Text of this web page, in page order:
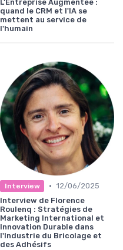
L'Entreprise Augmentée :
quand le CRM et l'IA se
mettent au service de
l'humain
Interview • 12/06/2025
Interview de Florence
Roulenq : Stratégies de
Marketing International et
Innovation Durable dans
l'Industrie du Bricolage et
des Adhésifs